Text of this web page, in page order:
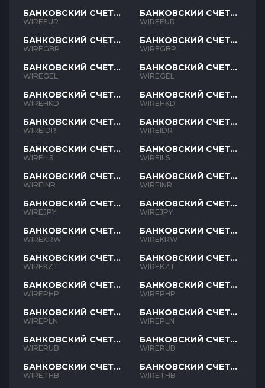
БАНКОВСКИЙ СЧЕТ
EUR
WIREEUR
БАНКОВСКИЙ СЧЕТ
GBP
WIREGBP
БАНКОВСКИЙ СЧЕТ
GEL
WIREGEL
БАНКОВСКИЙ СЧЕТ
HKD
WIREHKD
БАНКОВСКИЙ СЧЕТ
IDR
WIREIDR
БАНКОВСКИЙ СЧЕТ
ILS
WIREILS
БАНКОВСКИЙ СЧЕТ
INR
WIREINR
БАНКОВСКИЙ СЧЕТ
JPY
WIREJPY
БАНКОВСКИЙ СЧЕТ
KRW
WIREKRW
БАНКОВСКИЙ СЧЕТ
KZT
WIREKZT
БАНКОВСКИЙ СЧЕТ
PHP
WIREPHP
БАНКОВСКИЙ СЧЕТ
PLN
WIREPLN
БАНКОВСКИЙ СЧЕТ
RUB
WIRERUB
БАНКОВСКИЙ СЧЕТ
THB
WIRETHB
БАНКОВСКИЙ СЧЕТ
EUR
WIREEUR
БАНКОВСКИЙ СЧЕТ
GBP
WIREGBP
БАНКОВСКИЙ СЧЕТ
GEL
WIREGEL
БАНКОВСКИЙ СЧЕТ
HKD
WIREHKD
БАНКОВСКИЙ СЧЕТ
IDR
WIREIDR
БАНКОВСКИЙ СЧЕТ
ILS
WIREILS
БАНКОВСКИЙ СЧЕТ
INR
WIREINR
БАНКОВСКИЙ СЧЕТ
JPY
WIREJPY
БАНКОВСКИЙ СЧЕТ
KRW
WIREKRW
БАНКОВСКИЙ СЧЕТ
KZT
WIREKZT
БАНКОВСКИЙ СЧЕТ
PHP
WIREPHP
БАНКОВСКИЙ СЧЕТ
PLN
WIREPLN
БАНКОВСКИЙ СЧЕТ
RUB
WIRERUB
БАНКОВСКИЙ СЧЕТ
THB
WIRETHB